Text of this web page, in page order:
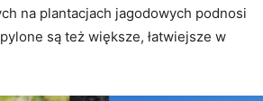
na plantacjach jagodowych podnosi
są też większe, łatwiejsze w